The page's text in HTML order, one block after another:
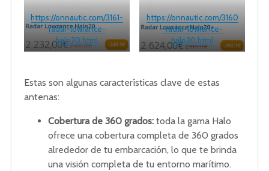
https://onnautic.com/3161-
radar-lowrance-
halo20.html
https://onnautic.com/3160
-radar-lowrance-
halo20.html
Estas son algunas características clave de estas
antenas:
Cobertura de 360 grados: toda la gama Halo
ofrece una cobertura completa de 360 grados
alrededor de tu embarcación, lo que te brinda
una visión completa de tu entorno marítimo.